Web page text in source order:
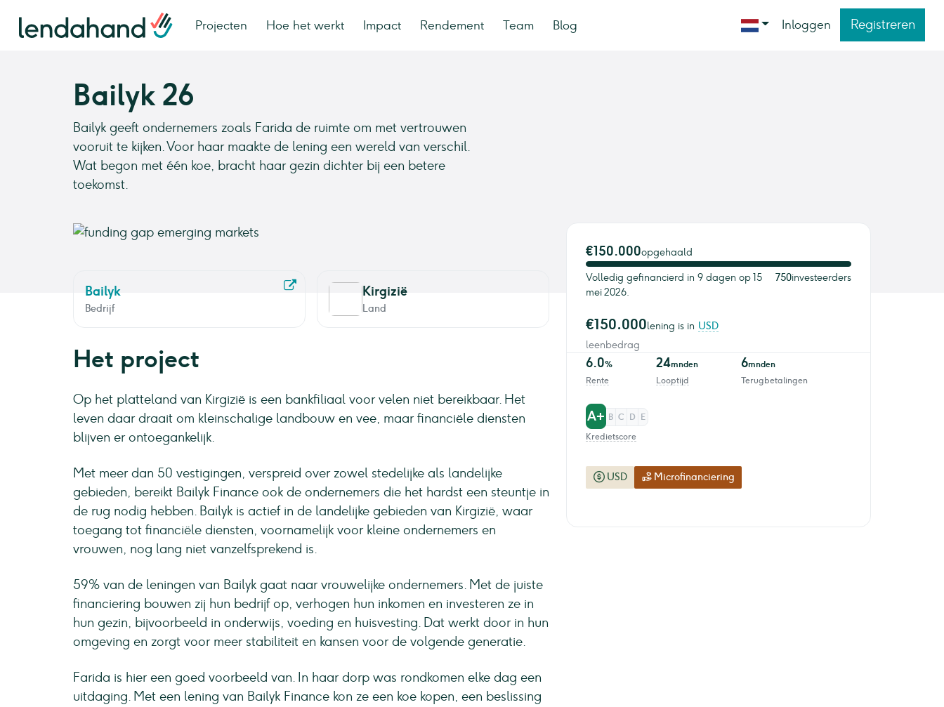
Projecten Hoe het werkt Impact Rendement Team Blog Inloggen Registreren
Bailyk 26
Bailyk geeft ondernemers zoals Farida de ruimte om met vertrouwen
vooruit te kijken. Voor haar maakte de lening een wereld van verschil.
Wat begon met één koe, bracht haar gezin dichter bij een betere
toekomst.
Bailyk
Bedrijf
Kirgizië
Land
Het project
Op het platteland van Kirgizië is een bankfiliaal voor velen niet bereikbaar. Het
leven daar draait om kleinschalige landbouw en vee, maar financiële diensten
blijven er ontoegankelijk.
Met meer dan 50 vestigingen, verspreid over zowel stedelijke als landelijke
gebieden, bereikt Bailyk Finance ook de ondernemers die het hardst een steuntje in
de rug nodig hebben. Bailyk is actief in de landelijke gebieden van Kirgizië, waar
toegang tot financiële diensten, voornamelijk voor kleine ondernemers en
vrouwen, nog lang niet vanzelfsprekend is.
59% van de leningen van Bailyk gaat naar vrouwelijke ondernemers. Met de juiste
financiering bouwen zij hun bedrijf op, verhogen hun inkomen en investeren ze in
hun gezin, bijvoorbeeld in onderwijs, voeding en huisvesting. Dat werkt door in hun
omgeving en zorgt voor meer stabiliteit en kansen voor de volgende generatie.
Farida is hier een goed voorbeeld van. In haar dorp was rondkomen elke dag een
uitdaging. Met een lening van Bailyk Finance kon ze een koe kopen, een beslissing
€150.000opgehaald
Volledig gefinancierd in 9 dagen op 15
mei 2026.
750investeerders
€150.000lening is in USD
leenbedrag
6.0%
Rente
24mnden
Looptijd
6mnden
Terugbetalingen
A+ B C D
E
Kredietscore
USD Microfinanciering